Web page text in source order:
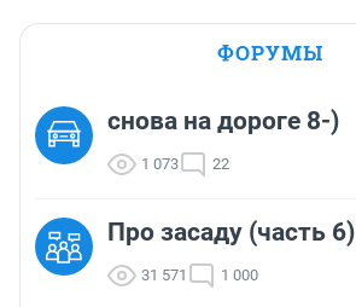
ФОРУМЫ
снова на дороге 8-)
1 073 22
Про засаду (часть 6)
31 571 1 000